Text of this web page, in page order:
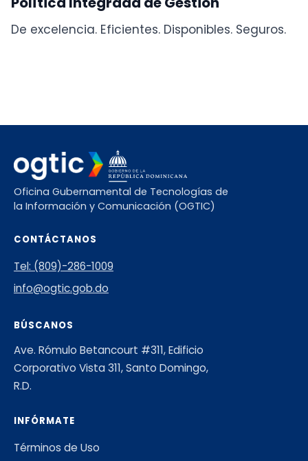
De excelencia. Eficientes. Disponibles. Seguros.
Oficina Gubernamental de Tecnologías de
la Información y Comunicación (OGTIC)
CONTÁCTANOS
Tel: (809)-286-1009
info@ogtic.gob.do
BÚSCANOS
Ave. Rómulo Betancourt #311, Edificio
Corporativo Vista 311, Santo Domingo,
R.D.
INFÓRMATE
Términos de Uso